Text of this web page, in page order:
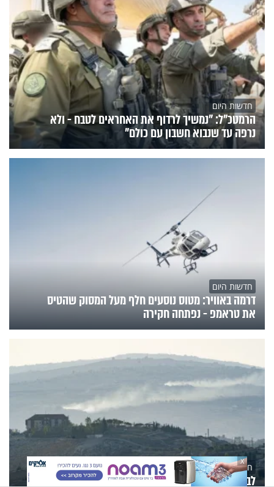
חדשות היום
הרמטכ"ל: "נמשיך לרדוף את האחראים לטבח - ולא
נרפה עד שנבוא חשבון עם כולם"
חדשות היום
דרמה באוויר: מטוס נוסעים חלף מעל המסוק שהטיס
את טראמפ - נפתחה חקירה
חדשות היום
לבנון לחצה לרכך את התגובה הישראלית להפרות
X